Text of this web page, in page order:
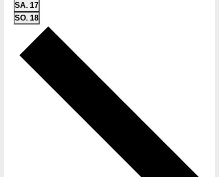
SA. 17
SO. 18
Woche